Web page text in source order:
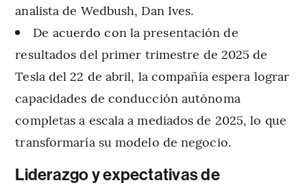
analista de Wedbush, Dan Ives.
De acuerdo con la presentación de
resultados del primer trimestre de 2025 de
Tesla del 22 de abril, la compañía espera lograr
capacidades de conducción autónoma
completas a escala a mediados de 2025, lo que
transformaría su modelo de negocio.
Liderazgo y expectativas de